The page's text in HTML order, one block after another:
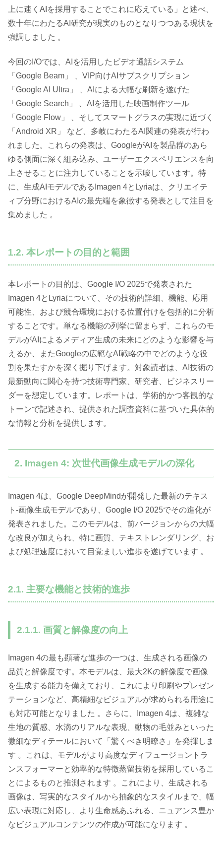
上に速くAIを採用することでこれに応えている」と述べ、
数十年にわたるAI研究が現実のものとなりつつある現状を
強調しました 。
今回のI/Oでは、AIを活用したビデオ通話システム
「Google Beam」 、VIP向けAIサブスクリプション
「Google AI Ultra」 、AIによる大幅な刷新を遂げた
「Google Search」 、AIを活用した映画制作ツール
「Google Flow」 、そしてスマートグラスの実現に近づく
「Android XR」 など、多岐にわたるAI関連の発表が行わ
れました。これらの発表は、GoogleがAIを製品群のあら
ゆる側面に深く組み込み、ユーザーエクスペリエンスを向
上させることに注力していることを示唆しています。特
に、生成AIモデルであるImagen 4とLyriaは、クリエイテ
ィブ分野におけるAIの最先端を象徴する発表として注目を
集めました 。
1.2. 本レポートの目的と範囲
本レポートの目的は、Google I/O 2025で発表された
Imagen 4とLyriaについて、その技術的詳細、機能、応用
可能性、および競合環境における位置付けを包括的に分析
することです。単なる機能の列挙に留まらず、これらのモ
デルがAIによるメディア生成の未来にどのような影響を与
えるか、またGoogleの広範なAI戦略の中でどのような役
割を果たすかを深く掘り下げます。対象読者は、AI技術の
最新動向に関心を持つ技術専門家、研究者、ビジネスリー
ダーを想定しています。レポートは、学術的かつ客観的な
トーンで記述され、提供された調査資料に基づいた具体的
な情報と分析を提供します。
2. Imagen 4: 次世代画像生成モデルの深化
Imagen 4は、Google DeepMindが開発した最新のテキス
ト-画像生成モデルであり、Google I/O 2025でその進化が
発表されました。このモデルは、前バージョンからの大幅
な改良が加えられ、特に画質、テキストレンダリング、お
よび処理速度において目覚ましい進歩を遂げています 。
2.1. 主要な機能と技術的進歩
2.1.1. 画質と解像度の向上
Imagen 4の最も顕著な進歩の一つは、生成される画像の
品質と解像度です。本モデルは、最大2Kの解像度で画像
を生成する能力を備えており、これにより印刷やプレゼン
テーションなど、高精細なビジュアルが求められる用途に
も対応可能となりました 。さらに、Imagen 4は、複雑な
生地の質感、水滴のリアルな表現、動物の毛並みといった
微細なディテールにおいて「驚くべき明瞭さ」を発揮しま
す 。これは、モデルがより高度なディフュージョントラ
ンスフォーマーと効率的な特徴蒸留技術を採用しているこ
とによるものと推測されます 。これにより、生成される
画像は、写実的なスタイルから抽象的なスタイルまで、幅
広い表現に対応し、より生命感あふれる、ニュアンス豊か
なビジュアルコンテンツの作成が可能になります 。